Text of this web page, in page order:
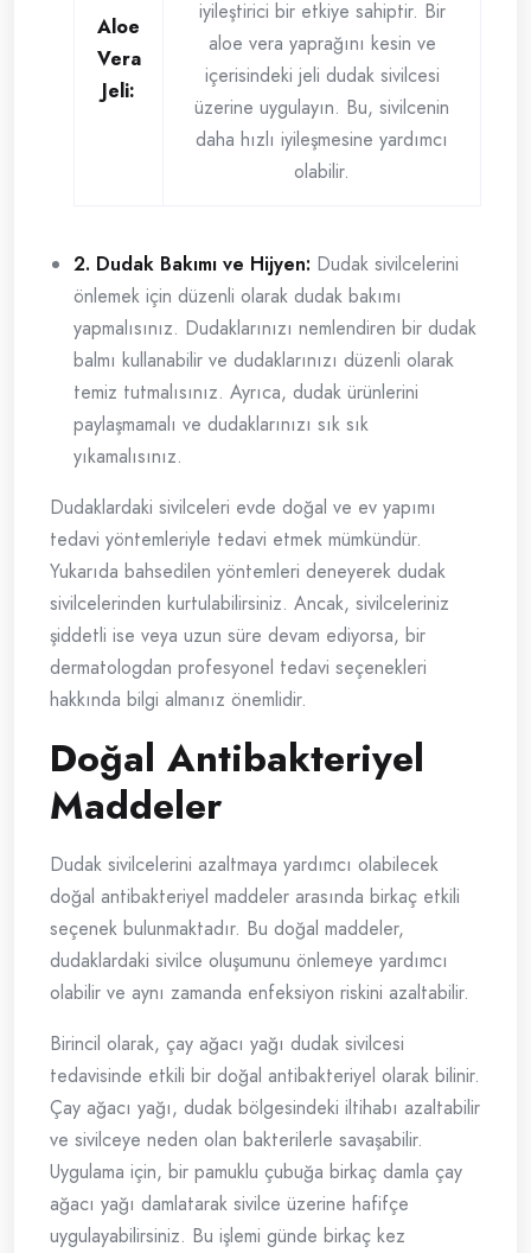
Aloe
Vera
Jeli:
iyileştirici bir etkiye sahiptir. Bir
aloe vera yaprağını kesin ve
içerisindeki jeli dudak sivilcesi
üzerine uygulayın. Bu, sivilcenin
daha hızlı iyileşmesine yardımcı
olabilir.
2. Dudak Bakımı ve Hijyen: Dudak sivilcelerini
önlemek için düzenli olarak dudak bakımı
yapmalısınız. Dudaklarınızı nemlendiren bir dudak
balmı kullanabilir ve dudaklarınızı düzenli olarak
temiz tutmalısınız. Ayrıca, dudak ürünlerini
paylaşmamalı ve dudaklarınızı sık sık
yıkamalısınız.
Dudaklardaki sivilceleri evde doğal ve ev yapımı
tedavi yöntemleriyle tedavi etmek mümkündür.
Yukarıda bahsedilen yöntemleri deneyerek dudak
sivilcelerinden kurtulabilirsiniz. Ancak, sivilceleriniz
şiddetli ise veya uzun süre devam ediyorsa, bir
dermatologdan profesyonel tedavi seçenekleri
hakkında bilgi almanız önemlidir.
Doğal Antibakteriyel
Maddeler
Dudak sivilcelerini azaltmaya yardımcı olabilecek
doğal antibakteriyel maddeler arasında birkaç etkili
seçenek bulunmaktadır. Bu doğal maddeler,
dudaklardaki sivilce oluşumunu önlemeye yardımcı
olabilir ve aynı zamanda enfeksiyon riskini azaltabilir.
Birincil olarak, çay ağacı yağı dudak sivilcesi
tedavisinde etkili bir doğal antibakteriyel olarak bilinir.
Çay ağacı yağı, dudak bölgesindeki iltihabı azaltabilir
ve sivilceye neden olan bakterilerle savaşabilir.
Uygulama için, bir pamuklu çubuğa birkaç damla çay
ağacı yağı damlatarak sivilce üzerine hafifçe
uygulayabilirsiniz. Bu işlemi günde birkaç kez